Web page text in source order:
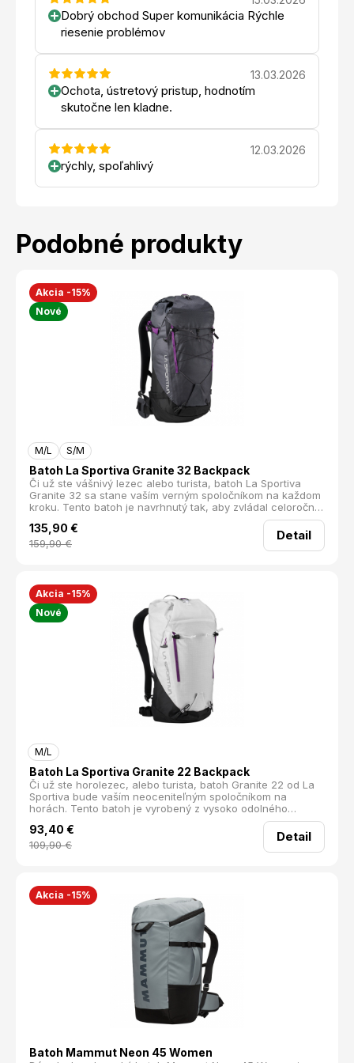
Dobrý obchod Super komunikácia Rýchle
riesenie problémov
13.03.2026
Ochota, ústretový pristup, hodnotím
skutočne len kladne.
12.03.2026
rýchly, spoľahlivý
Podobné produkty
Akcia -15%
Nové
M/L S/M
Batoh La Sportiva Granite 32 Backpack
Či už ste vášnivý lezec alebo turista, batoh La Sportiva
Granite 32 sa stane vaším verným spoločníkom na každom
kroku. Tento batoh je navrhnutý tak, aby zvládal celoročné
135,90 €
159,90€
Detail
Akcia -15%
Nové
M/L
Batoh La Sportiva Granite 22 Backpack
Či už ste horolezec, alebo turista, batoh Granite 22 od La
Sportiva bude vaším neoceniteľným spoločníkom na
horách. Tento batoh je vyrobený z vysoko odolného
materiálu, ktorý spoľahlivo odoláva nástrahám skalnatého
terénu. Jeho dizajn je navrhnutý tak, aby vám poskytol
maximálnu voľnosť pohybu a pohodlie počas celodenných
93,40 €
109,90€
Detail
Akcia -15%
Batoh Mammut Neon 45 Women